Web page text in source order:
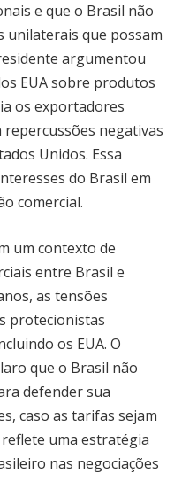
e que o Brasil não
unilaterais que possam
argumentou
EUA sobre produtos
os exportadores
negativas
Unidos. Essa
do Brasil em
comercial.
um contexto de
entre Brasil e
as tensões
protecionistas
os EUA. O
que o Brasil não
defender sua
caso as tarifas sejam
uma estratégia
nas negociações